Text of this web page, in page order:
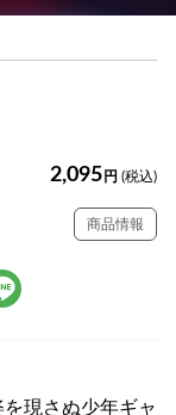
2,095 円 (税込)
商品情報
現さぬ少年ギャ